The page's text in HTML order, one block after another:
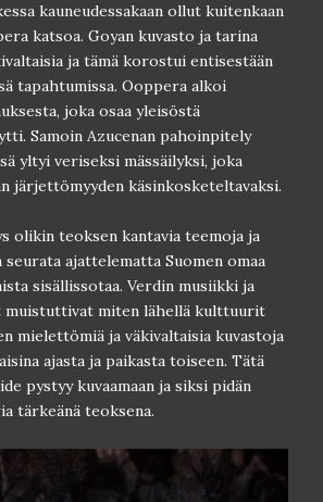
kauneudessakaan ollut kuitenkaan
katsoa. Goyan kuvasto ja tarina
ja tämä korostui entisestään
tapahtumissa. Ooppera alkoi
joka osaa yleisöstä
Samoin Azucenan pahoinpitely
yltyi veriseksi mässäilyksi, joka
järjettömyyden käsinkosketeltavaksi.
olikin teoksen kantavia teemoja ja
ajattelematta Suomen omaa
sisällissotaa. Verdin musiikki ja
muistuttivat miten lähellä kulttuurit
mielettömiä ja väkivaltaisia kuvastoja
ajasta ja paikasta toiseen. Tätä
pystyy kuvaamaan ja siksi pidän
tärkeänä teoksena.